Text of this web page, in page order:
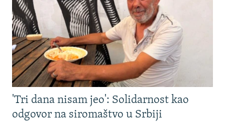
'Tri dana nisam jeo': Solidarnost kao
odgovor na siromaštvo u Srbiji